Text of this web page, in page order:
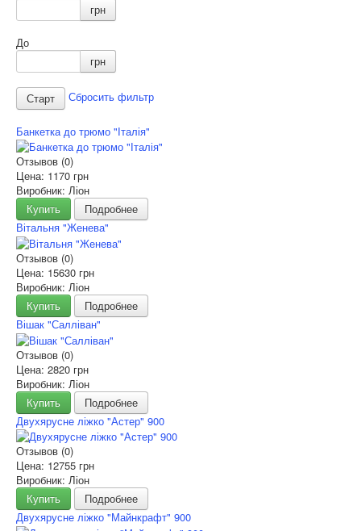
грн
До
грн
Сбросить фильтр
Банкетка до трюмо "Італія"
Отзывов (0)
Цена: 1170 грн
Виробник: Ліон
Купить
Подробнее
Вітальня "Женева"
Отзывов (0)
Цена: 15630 грн
Виробник: Ліон
Купить
Подробнее
Вішак "Салліван"
Отзывов (0)
Цена: 2820 грн
Виробник: Ліон
Купить
Подробнее
Двухярусне ліжко "Астер" 900
Отзывов (0)
Цена: 12755 грн
Виробник: Ліон
Купить
Подробнее
Двухярусне ліжко "Майнкрафт" 900